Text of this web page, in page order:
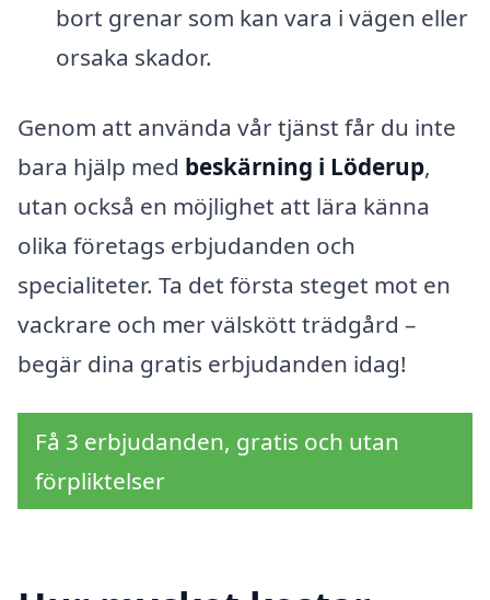
bort grenar som kan vara i vägen eller
orsaka skador.
Genom att använda vår tjänst får du inte
bara hjälp med beskärning i Löderup,
utan också en möjlighet att lära känna
olika företags erbjudanden och
specialiteter. Ta det första steget mot en
vackrare och mer välskött trädgård –
begär dina gratis erbjudanden idag!
Få 3 erbjudanden, gratis och utan
förpliktelser